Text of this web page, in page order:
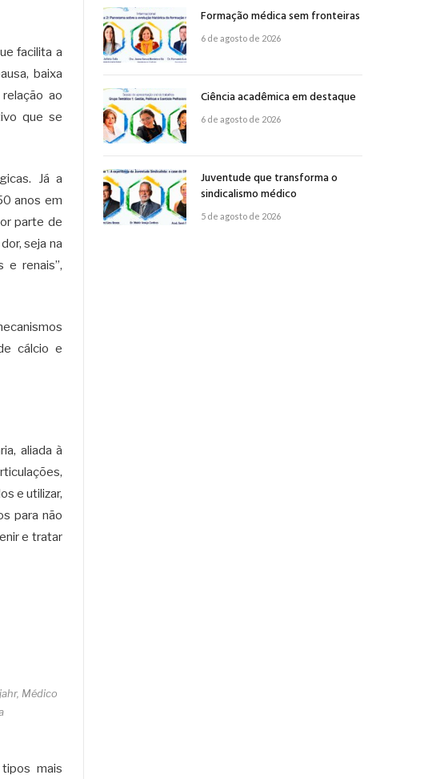
facilita a
baixa
ao
que se
Já a
anos em
parte de
seja na
e renais”,
cálcio e
aliada à
e utilizar,
para não
e tratar
Médico
mais
Formação médica sem fronteiras
6 de agosto de 2026
Ciência acadêmica em destaque
6 de agosto de 2026
Juventude que transforma o
sindicalismo médico
5 de agosto de 2026